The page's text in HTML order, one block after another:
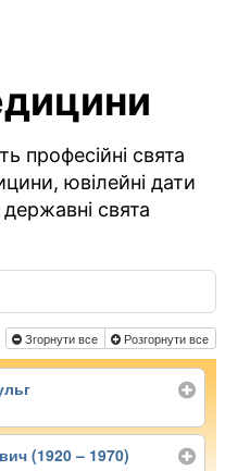
професійні свята
ювілейні дати
свята
Згорнути все Розгорнути все
(1920 – 1970)